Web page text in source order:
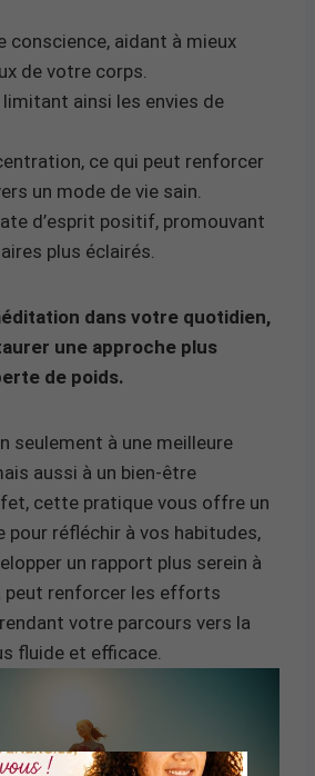
conscience, aidant à mieux
de votre corps.
limitant ainsi les envies de
ce qui peut renforcer
un mode de vie sain.
d’esprit positif, promouvant
plus éclairés.
dans votre quotidien,
une approche plus
de poids.
seulement à une meilleure
aussi à un bien-être
cette pratique vous offre un
pour réfléchir à vos habitudes,
un rapport plus serein à
peut renforcer les efforts
votre parcours vers la
fluide et efficace.